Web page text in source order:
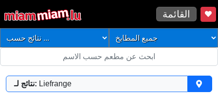
القائمة
نتائج لـ: Liefrange